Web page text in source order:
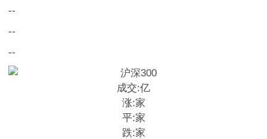
--
--
--
成交:亿
涨:家
平:家
跌:家